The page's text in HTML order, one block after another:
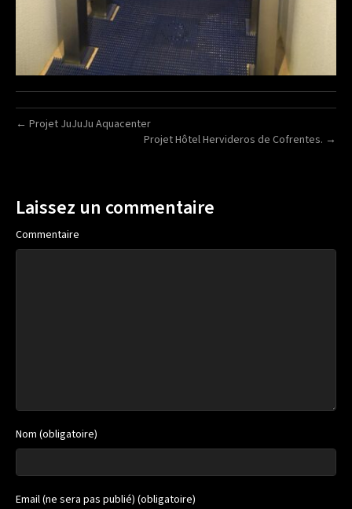
← Projet JuJuJu Aquacenter
Projet Hôtel Hervideros de Cofrentes. →
Laissez un commentaire
Commentaire
Nom (obligatoire)
Email (ne sera pas publié) (obligatoire)